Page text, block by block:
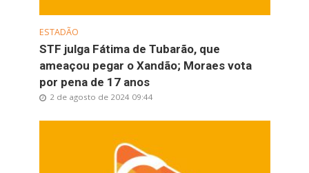
ESTADÃO
STF julga Fátima de Tubarão, que
ameaçou pegar o Xandão; Moraes vota
por pena de 17 anos
2 de agosto de 2024 09:44